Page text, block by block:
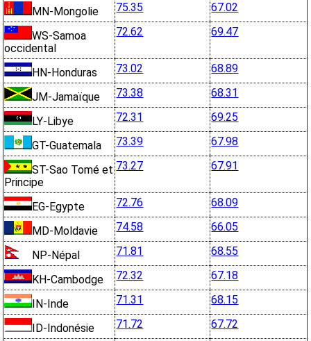
MN-Mongolie 75.35 67.02
WS-Samoa
occidental
72.62 69.47
HN-Honduras 73.02 68.89
JM-Jamaïque 73.38 68.31
LY-Libye 72.31 69.25
GT-Guatemala 73.39 67.98
ST-Sao Tomé et
Principe
73.27 67.91
EG-Egypte 72.76 68.09
MD-Moldavie 74.58 66.05
NP-Népal 71.81 68.55
KH-Cambodge 72.32 67.18
IN-Inde 71.31 68.15
ID-Indonésie 71.72 67.72